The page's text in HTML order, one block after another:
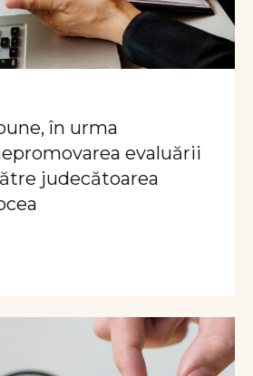
în urma
evaluării
judecătoarea